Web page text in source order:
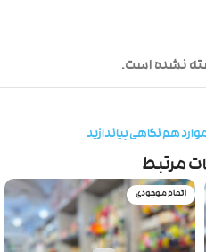
نشده است.
هم نگاهی بیاندازید
مرتبط
اتمام موجودی